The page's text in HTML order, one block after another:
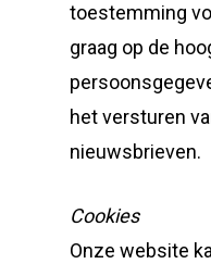
toestemming
graag op de
het versturen
nieuwsbrieven.
Cookies
Onze website